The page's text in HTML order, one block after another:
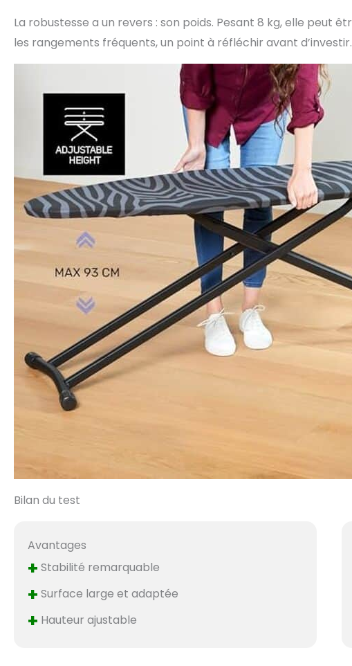
La robustesse a un revers : son poids. Pesant 8 kg, elle peut
les rangements fréquents, un point à réfléchir avant d’investir.
Bilan du test
Avantages
+ Stabilité remarquable
+ Surface large et adaptée
+ Hauteur ajustable